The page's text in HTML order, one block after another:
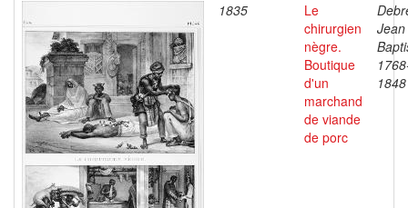
1835
Le
chirurgien
nègre.
Boutique
d'un
marchand
de viande
de porc
Jean
1848